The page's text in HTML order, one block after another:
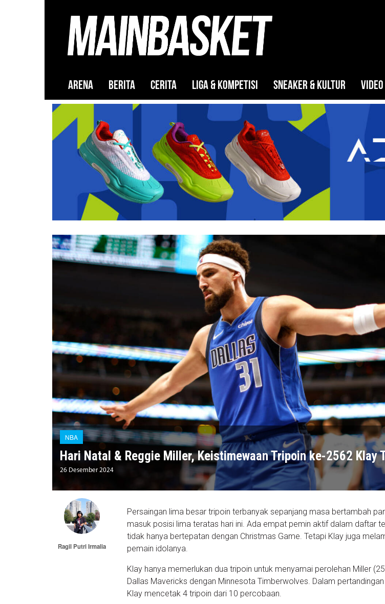
ARENA BERITA CERITA LIGA & KOMPETISI SNEAKER & KULTUR VIDEO
NBA
Hari Natal & Reggie Miller, Keistimewaan Tripoin ke-2562 Klay
26 Desember 2024
Ragil Putri Irmalia
Persaingan lima besar tripoin terbanyak sepanjang masa bertambah
masuk posisi lima teratas hari ini. Ada empat pemin aktif dalam daftar
tidak hanya bertepatan dengan Christmas Game. Tetapi Klay juga
pemain idolanya.
Klay hanya memerlukan dua tripoin untuk menyamai perolehan Miller
Dallas Mavericks dengan Minnesota Timberwolves. Dalam
Klay mencetak 4 tripoin dari 10 percobaan.